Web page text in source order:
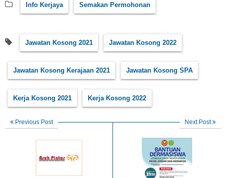
Info Kerjaya Semakan Permohonan
Jawatan Kosong 2021 Jawatan Kosong 2022
Jawatan Kosong Kerajaan 2021 Jawatan Kosong SPA
Kerja Kosong 2021 Kerja Kosong 2022
Previous Post Next Post